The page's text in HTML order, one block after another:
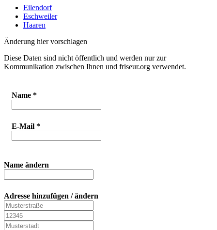
Eilendorf
Eschweiler
Haaren
Änderung hier vorschlagen
Diese Daten sind nicht öffentlich und werden nur zur
Kommunikation zwischen Ihnen und friseur.org verwendet.
Name *
E-Mail *
Name ändern
Adresse hinzufügen / ändern